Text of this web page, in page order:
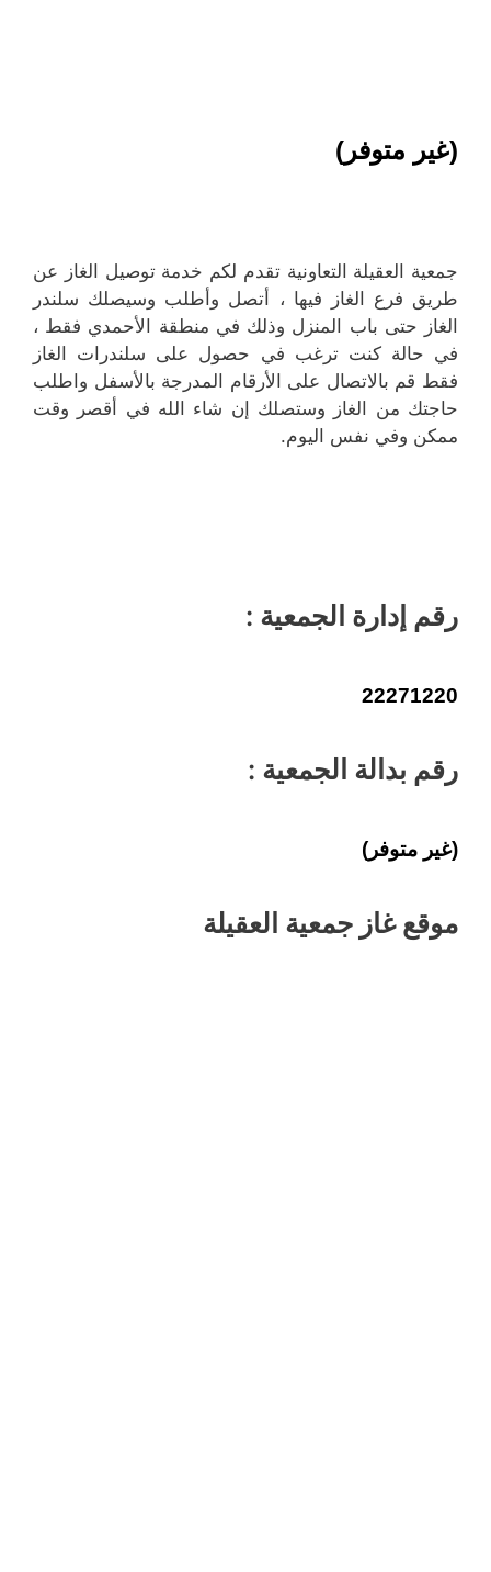
(غير متوفر)
جمعية العقيلة التعاونية تقدم لكم خدمة توصيل الغاز عن
طريق فرع الغاز فيها ، أتصل وأطلب وسيصلك سلندر
الغاز حتى باب المنزل وذلك في منطقة الأحمدي فقط ،
في حالة كنت ترغب في حصول على سلندرات الغاز
فقط قم بالاتصال على الأرقام المدرجة بالأسفل واطلب
حاجتك من الغاز وستصلك إن شاء الله في أقصر وقت
ممكن وفي نفس اليوم.
رقم إدارة الجمعية :
22271220
رقم بدالة الجمعية :
(غير متوفر)
موقع غاز جمعية العقيلة